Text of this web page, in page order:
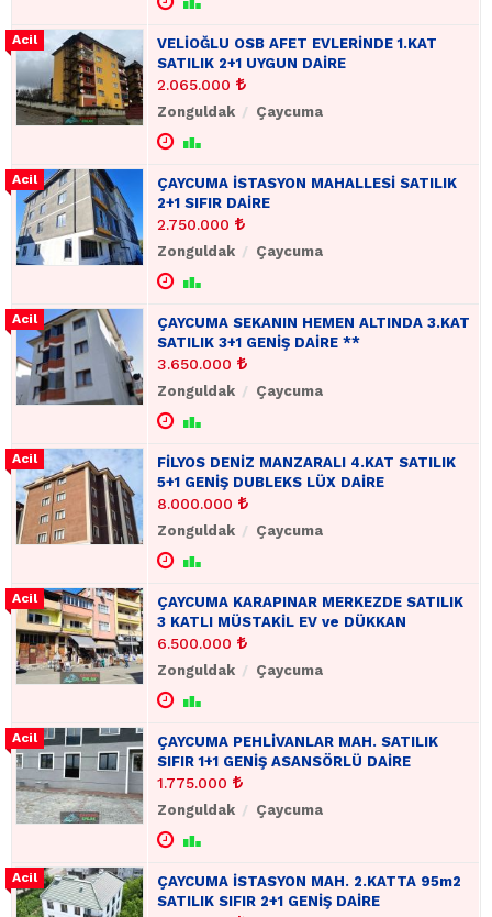
VELİOĞLU OSB AFET EVLERİNDE 1.KAT
SATILIK 2+1 UYGUN DAİRE
2.065.000
Zonguldak Çaycuma
ÇAYCUMA İSTASYON MAHALLESİ SATILIK
2+1 SIFIR DAİRE
2.750.000
Zonguldak Çaycuma
ÇAYCUMA SEKANIN HEMEN ALTINDA 3.KAT
SATILIK 3+1 GENİŞ DAİRE **
3.650.000
Zonguldak Çaycuma
FİLYOS DENİZ MANZARALI 4.KAT SATILIK
5+1 GENİŞ DUBLEKS LÜX DAİRE
8.000.000
Zonguldak Çaycuma
ÇAYCUMA KARAPINAR MERKEZDE SATILIK
3 KATLI MÜSTAKİL EV ve DÜKKAN
6.500.000
Zonguldak Çaycuma
ÇAYCUMA PEHLİVANLAR MAH. SATILIK
SIFIR 1+1 GENİŞ ASANSÖRLÜ DAİRE
1.775.000
Zonguldak Çaycuma
ÇAYCUMA İSTASYON MAH. 2.KATTA 95m2
SATILIK SIFIR 2+1 GENİŞ DAİRE